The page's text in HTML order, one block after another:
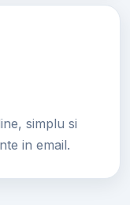
simplu si
in email.